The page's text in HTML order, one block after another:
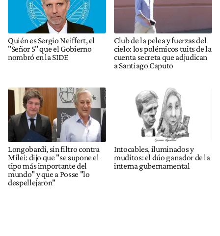
Quién es Sergio Neiffert, el
"Señor 5" que el Gobierno
nombró en la SIDE
Club de la pelea y fuerzas del
cielo: los polémicos tuits de la
cuenta secreta que adjudican
a Santiago Caputo
Longobardi, sin filtro contra
Milei: dijo que "se supone el
tipo más importante del
mundo" y que a Posse "lo
despellejaron"
Intocables, iluminados y
muditos: el dúo ganador de la
interna gubernamental